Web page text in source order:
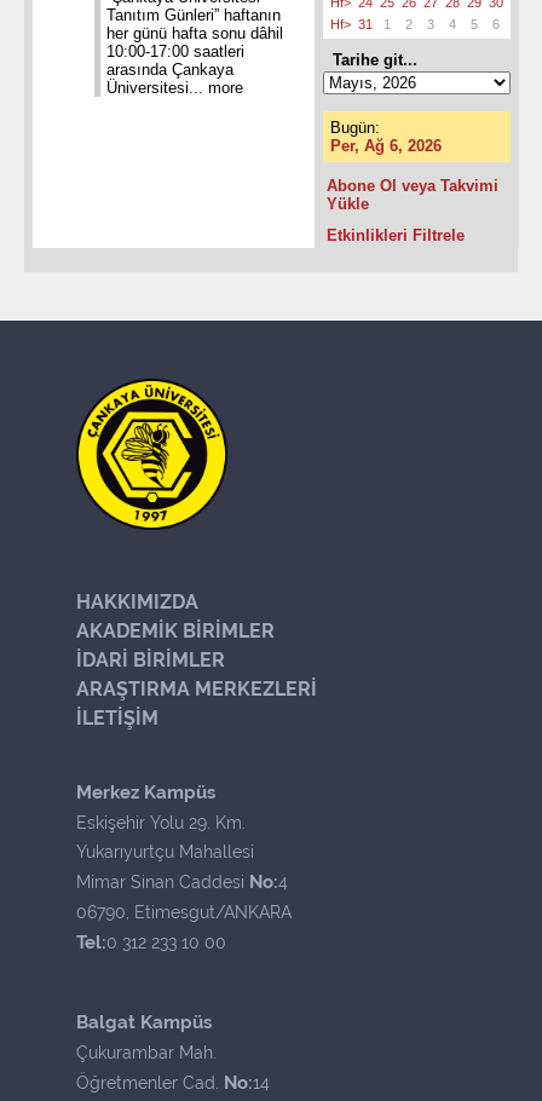
Tanıtım Günleri” haftanın
her günü hafta sonu dâhil
10:00-17:00 saatleri
arasında Çankaya
Üniversitesi... more
Hf> 31 1 2 3 4 5 6
Tarihe git...
Bugün:
Per, Ağ 6, 2026
Abone Ol veya Takvimi
Yükle
Etkinlikleri Filtrele
HAKKIMIZDA
AKADEMİK BİRİMLER
İDARİ BİRİMLER
ARAŞTIRMA MERKEZLERİ
İLETİŞİM
Merkez Kampüs
Eskişehir Yolu 29. Km.
Yukarıyurtçu Mahallesi
Mimar Sinan Caddesi No:4
06790, Etimesgut/ANKARA
Tel:0 312 233 10 00
Balgat Kampüs
Çukurambar Mah.
Öğretmenler Cad. No:14